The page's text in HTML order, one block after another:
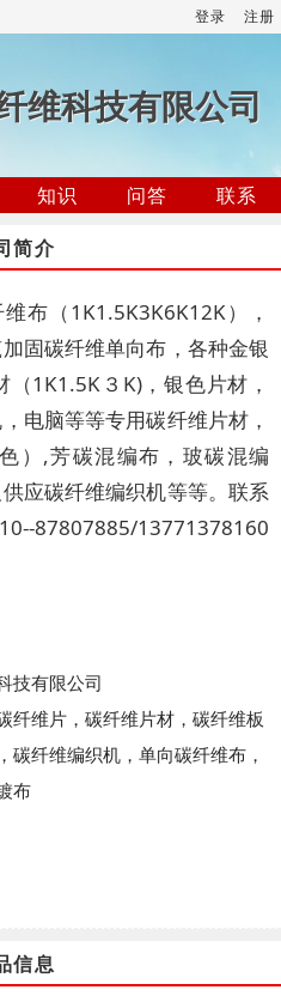
登录 注册
维科技有限公司
知识 问答
联系
简介
布（1K1.5K3K6K12K），
固碳纤维单向布，各种金银
1K1.5K３K)，银色片材，
电脑等等专用碳纤维片材，
）,芳碳混编布，玻碳混编
应碳纤维编织机等等。联系
87807885/13771378160
技有限公司
纤维片，碳纤维片材，碳纤维板
碳纤维编织机，单向碳纤维布，
布
信息